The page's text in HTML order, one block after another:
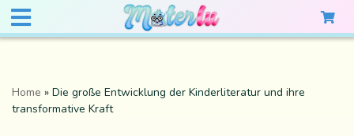
Home » Die große Entwicklung der Kinderliteratur und ihre
transformative Kraft